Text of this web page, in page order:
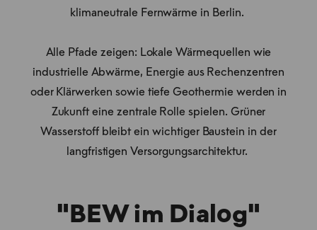
klimaneutrale Fernwärme in Berlin.
Alle Pfade zeigen: Lokale Wärmequellen wie
industrielle Abwärme, Energie aus Rechenzentren
oder Klärwerken sowie tiefe Geothermie werden in
Zukunft eine zentrale Rolle spielen. Grüner
Wasserstoff bleibt ein wichtiger Baustein in der
langfristigen Versorgungsarchitektur.
"BEW im Dialog"